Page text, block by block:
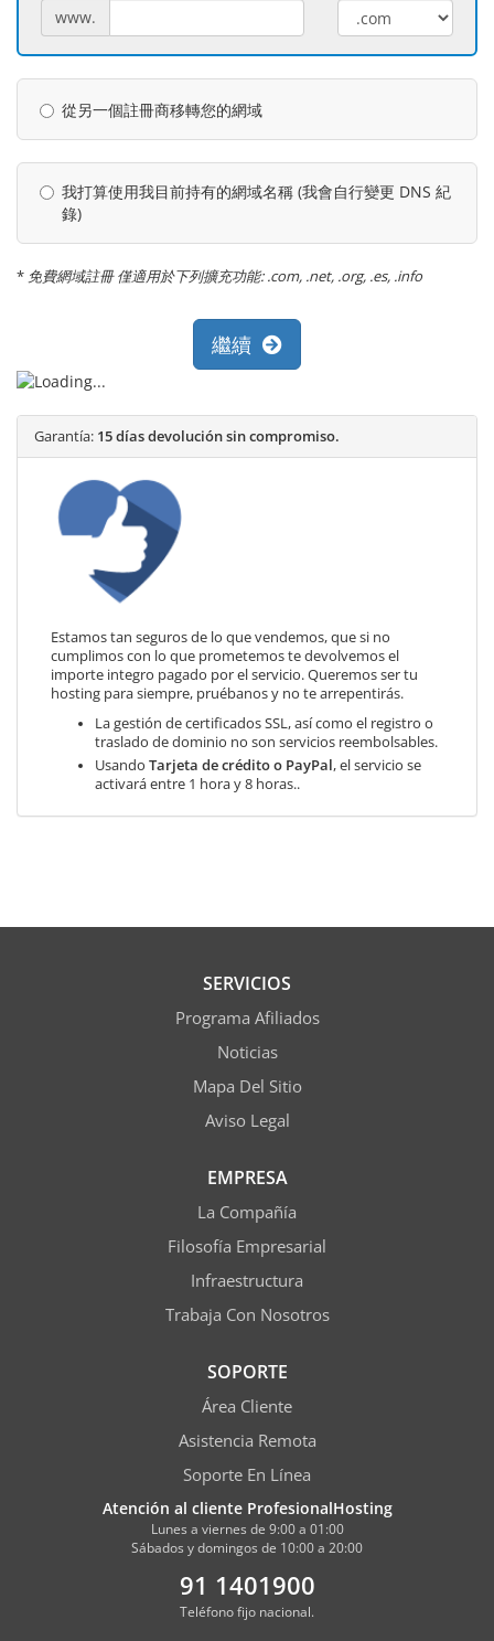
www.
從另一個註冊商移轉您的網域
我打算使用我目前持有的網域名稱 (我會自行變更 DNS 紀
錄)
* 免費網域註冊 僅適用於下列擴充功能: .com, .net, .org, .es, .info
繼續
Garantía: 15 días devolución sin compromiso.
Estamos tan seguros de lo que vendemos, que si no
cumplimos con lo que prometemos te devolvemos el
importe integro pagado por el servicio. Queremos ser tu
hosting para siempre, pruébanos y no te arrepentirás.
La gestión de certificados SSL, así como el registro o
traslado de dominio no son servicios reembolsables.
Usando Tarjeta de crédito o PayPal, el servicio se
activará entre 1 hora y 8 horas..
SERVICIOS
Programa Afiliados
Noticias
Mapa Del Sitio
Aviso Legal
EMPRESA
La Compañía
Filosofía Empresarial
Infraestructura
Trabaja Con Nosotros
SOPORTE
Área Cliente
Asistencia Remota
Soporte En Línea
Atención al cliente ProfesionalHosting
Lunes a viernes de 9:00 a 01:00
Sábados y domingos de 10:00 a 20:00
91 1401900
Teléfono fijo nacional.